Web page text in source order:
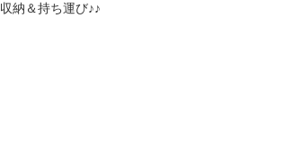
納＆持ち運び♪♪